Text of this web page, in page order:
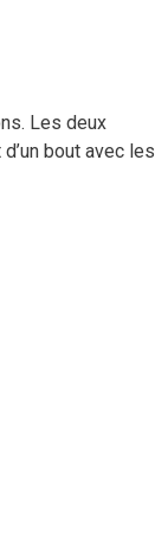
Les deux
bout avec les